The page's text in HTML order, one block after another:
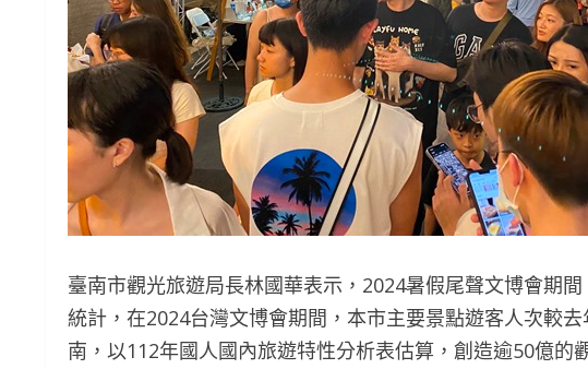
臺南市觀光旅遊局長林國華表示，2024暑假尾聲文博會期
統計，在2024台灣文博會期間，本市主要景點遊客人次較
南，以112年國人國內旅遊特性分析表估算，創造逾50億的